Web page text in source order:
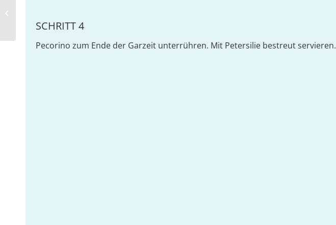
SCHRITT 4
Pecorino zum Ende der Garzeit unterrühren. Mit Petersilie bestreut servieren.